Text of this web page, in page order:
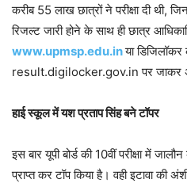
करीब 55 लाख छात्रों ने परीक्षा दी थी,
रिजल्ट जारी होने के साथ ही छात्र
www.upmsp.edu.inया
result.digilocker.gov.in पर
हाई स्कूल में यश प्रताप सिंह बने टॉपर
इस बार यूपी बोर्ड की 10वीं परीक्षा में
प्राप्त कर टॉप किया है। वही इटावा की